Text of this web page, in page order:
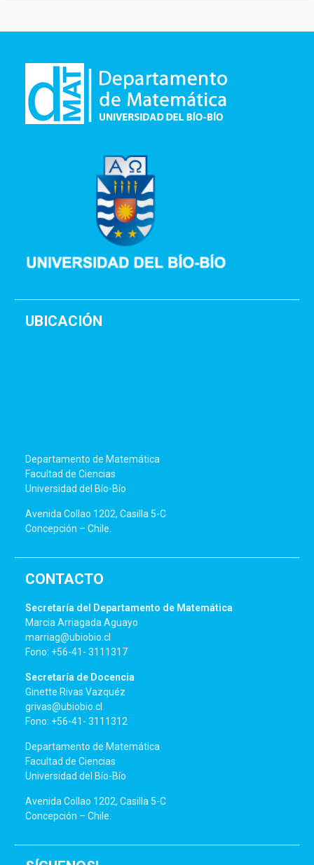
UBICACIÓN
Departamento de Matemática
Facultad de Ciencias
Universidad del Bío-Bío
Avenida Collao 1202, Casilla 5-C
Concepción – Chile.
CONTACTO
Secretaría del Departamento de Matemática
Marcia Arriagada Aguayo
marriag@ubiobio.cl
Fono: +56-41- 3111317
Secretaría de Docencia
Ginette Rivas Vazquéz
grivas@ubiobio.cl
Fono: +56-41- 3111312
Departamento de Matemática
Facultad de Ciencias
Universidad del Bío-Bío
Avenida Collao 1202, Casilla 5-C
Concepción – Chile.